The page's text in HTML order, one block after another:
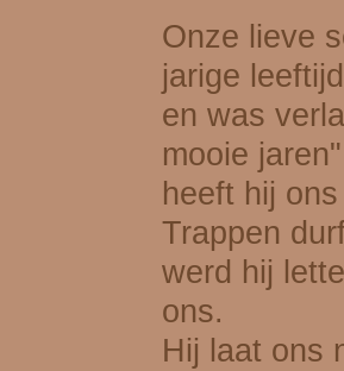
Onze lieve
jarige
en was
mooie
heeft hij
Trappen
werd hij
ons.
Hij laat ons